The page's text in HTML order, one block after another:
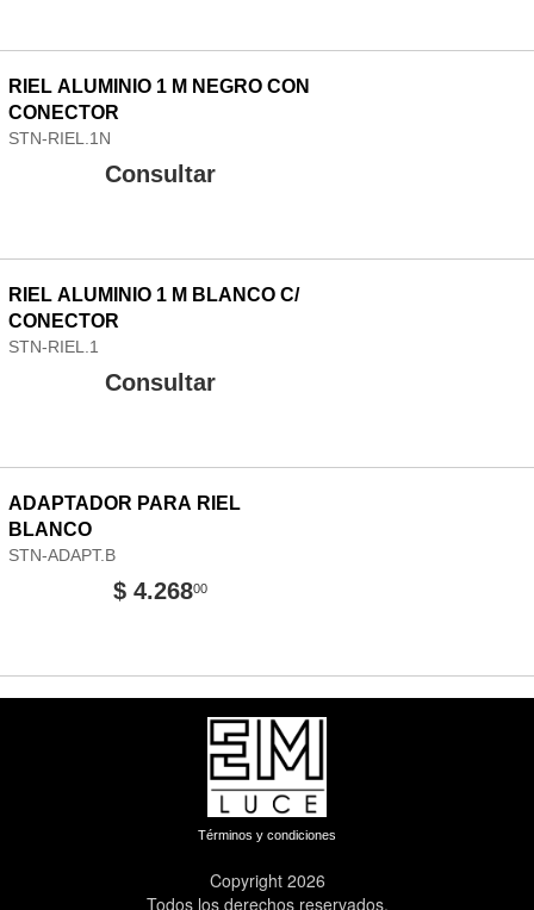
RIEL ALUMINIO 1 M NEGRO CON
CONECTOR
STN-RIEL.1N
Consultar
RIEL ALUMINIO 1 M BLANCO C/
CONECTOR
STN-RIEL.1
Consultar
ADAPTADOR PARA RIEL
BLANCO
STN-ADAPT.B
$ 4.26800
Términos y condiciones
Copyright 2026
Todos los derechos reservados.